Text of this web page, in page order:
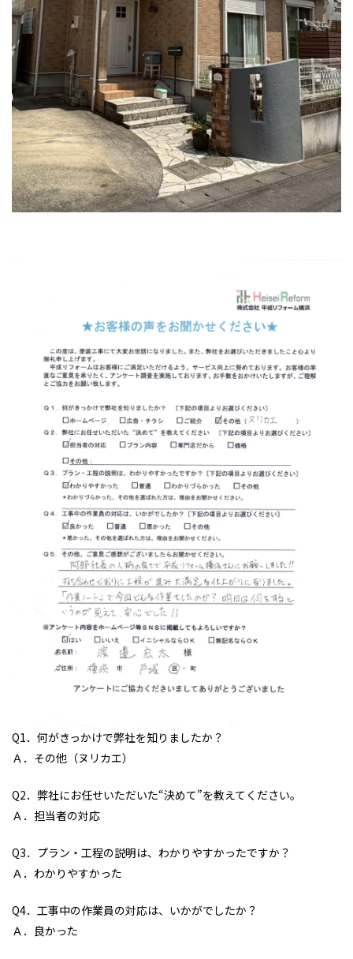
Q1．何がきっかけで弊社を知りましたか？
Ａ．その他（ヌリカエ）
Q2．弊社にお任せいただいた“決めて”を教えてください。
Ａ．担当者の対応
Q3．プラン・工程の説明は、わかりやすかったですか？
Ａ．わかりやすかった
Q4．工事中の作業員の対応は、いかがでしたか？
Ａ．良かった